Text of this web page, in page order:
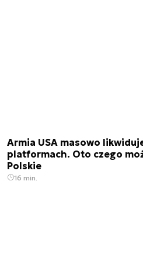
Armia USA masowo
platformach. Oto czego
Polskie
16 min.